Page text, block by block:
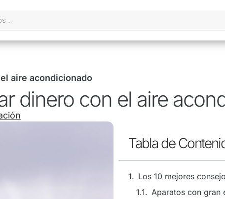
aire acondicionado
dinero con el aire
Tabla de
Los 10 mejores
Aparatos con gran